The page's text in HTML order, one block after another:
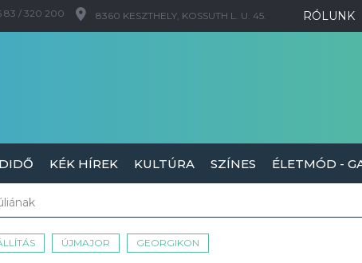
RÓLUNK
83 / 320 200 8360 KESZTHELY, KOSSUTH L. U. 45.
KÉK HÍREK KULTÚRA SZÍNES ÉLETMÓD -
ÚJMAJOR GEORGIKON